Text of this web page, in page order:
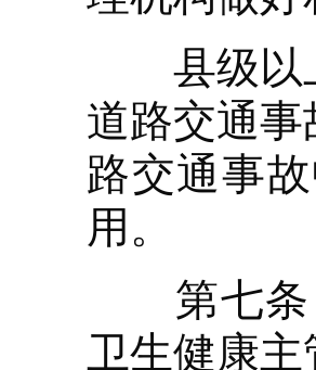
县级以上
道路交通
路交通事
用。
第七条
卫生健康